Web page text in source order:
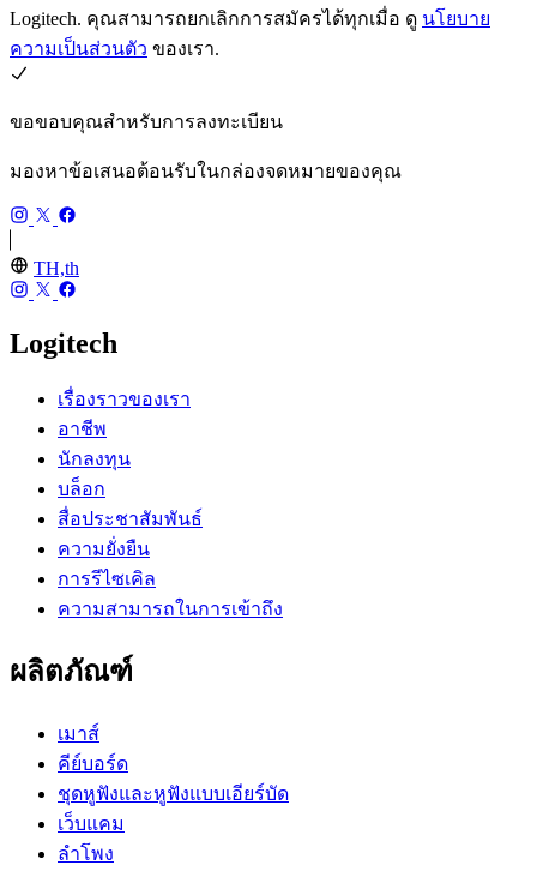
Logitech. คุณสามารถยกเลิกการสมัครได้ทุกเมื่อ ดู นโยบาย
ความเป็นส่วนตัว ของเรา.
ขอขอบคุณสำหรับการลงทะเบียน
มองหาข้อเสนอต้อนรับในกล่องจดหมายของคุณ
TH,th
Logitech
เรื่องราวของเรา
อาชีพ
นักลงทุน
บล็อก
สื่อประชาสัมพันธ์
ความยั่งยืน
การรีไซเคิล
ความสามารถในการเข้าถึง
ผลิตภัณฑ์
เมาส์
คีย์บอร์ด
ชุดหูฟังและหูฟังแบบเอียร์บัด
เว็บแคม
ลำโพง